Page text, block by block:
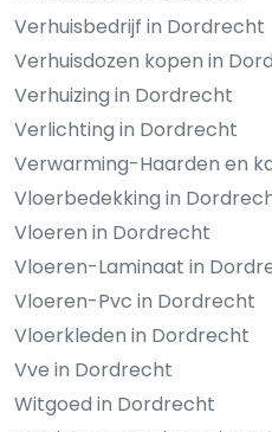
Verhuisbedrijf in Dordrecht
Verhuisdozen kopen in
Verhuizing in Dordrecht
Verlichting in Dordrecht
Verwarming-Haarden en
Vloerbedekking in
Vloeren in Dordrecht
Vloeren-Laminaat in
Vloeren-Pvc in Dordrecht
Vloerkleden in Dordrecht
Vve in Dordrecht
Witgoed in Dordrecht